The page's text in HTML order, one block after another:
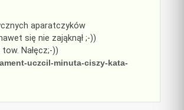
aparatczyków
się nie zająknął ;-))
Nałęcz;-))
uczcil-minuta-ciszy-kata-